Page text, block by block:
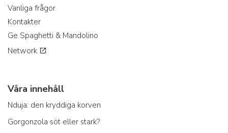
Vanliga frågor
Kontakter
Ge Spaghetti & Mandolino
Network
Våra innehåll
Nduja: den kryddiga korven
Gorgonzola söt eller stark?